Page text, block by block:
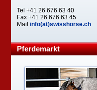
Tel +41 26 676 63 40
Fax +41 26 676 63 45
Mailinfo(at)swisshorse.ch
Pferdemarkt